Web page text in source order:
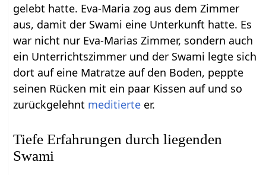
gelebt hatte. Eva-Maria zog aus dem Zimmer
aus, damit der Swami eine Unterkunft hatte. Es
war nicht nur Eva-Marias Zimmer, sondern auch
ein Unterrichtszimmer und der Swami legte sich
dort auf eine Matratze auf den Boden, peppte
seinen Rücken mit ein paar Kissen auf und so
zurückgelehnt meditierte er.
Tiefe Erfahrungen durch liegenden
Swami